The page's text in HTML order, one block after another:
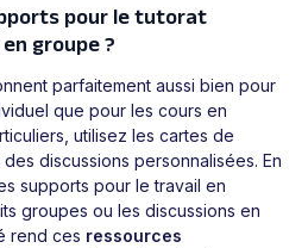
pour le tutorat
groupe ?
parfaitement aussi bien pour
que pour les cours en
utilisez les cartes de
discussions personnalisées. En
supports pour le travail en
groupes ou les discussions en
rend ces ressources